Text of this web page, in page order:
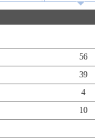
56
39
4
10